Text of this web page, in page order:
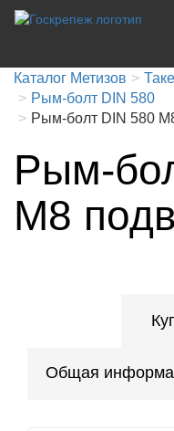
Каталог Метизов
Рым-болт DIN 580
Рым-болт DIN 580
Рым-
М8
Общая